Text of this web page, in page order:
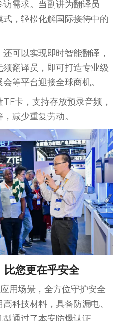
需求。当副讲为翻译员
，轻松化解国际接待中的
可以实现即时智能翻译，
翻译员，即可打造专业级
等平台迎接全球商机。
卡，支持存放预录音频，
减少重复劳动。
比您更在乎安全
用场景，全方位守护安全
科技材料，具备防漏电、
通过了本安防爆认证